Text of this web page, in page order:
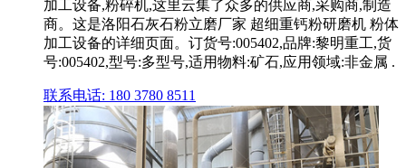
加工设备,粉碎机,这里云集了众多的供应商,采购商,制造
商。这是洛阳石灰石粉立磨厂家 超细重钙粉研磨机 粉体
加工设备的详细页面。订货号:005402,品牌:黎明重工,货
号:005402,型号:多型号,适用物料:矿石,应用领域:非金属 .
联系电话: 180 3780 8511